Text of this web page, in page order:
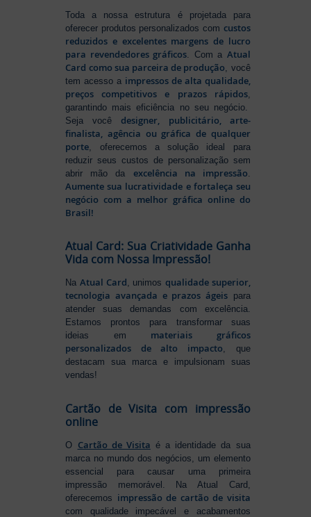
Toda a nossa estrutura é projetada para
oferecer produtos personalizados com custos
reduzidos e excelentes margens de lucro
para revendedores gráficos . Com a Atual
Card como sua parceira de produção , você
tem acesso a impressos de alta qualidade,
preços competitivos e prazos rápidos,
garantindo mais eficiência no seu negócio.
Seja vocêdesigner, publicitário, arte-
finalista, agência ou gráfica de qualquer
porte , oferecemos a solução ideal para
reduzir seus custos de personalização sem
abrir mão da excelência na impressão
Aumente sua lucratividade e fortaleça seu
negócio com a melhor gráfica online do
Brasil!
Atual Card: Sua Criatividade Ganha
Vida com Nossa Impressão!
Na Atual Card, unimos qualidade superior,
tecnologia avançada e prazos ágeispara
atender suas demandas com excelência.
Estamos prontos para transformar suas
ideias em materiais gráficos
personalizados de alto impacto, que
destacam sua marca e impulsionam suas
vendas!
Cartão de Visita com impressão
online
O Cartão de Visita é a identidade da sua
marca no mundo dos negócios, um elemento
essencial para causar uma primeira
impressão memorável. Na Atual Card,
oferecemos impressão de cartão de visita
com qualidade impecável e acabamentos